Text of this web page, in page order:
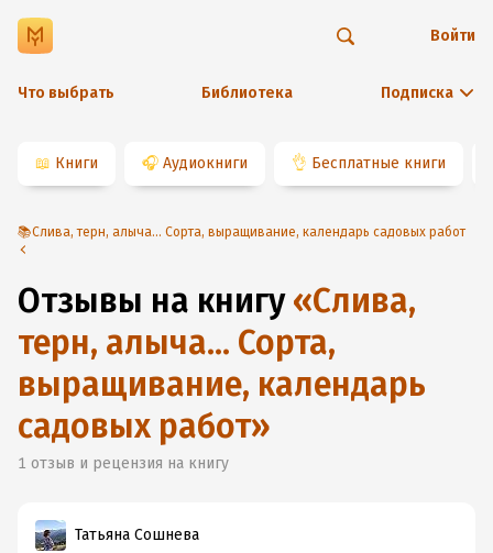
Что выбрать Библиотека Подписка
Войти
📖 Книги 🎧 Аудиокниги 👌 Бесплатные книги
📚Слива, терн, алыча... Сорта, выращивание, календарь садовых работ
Отзывы на книгу «Слива,
терн, алыча... Сорта,
выращивание, календарь
садовых работ»
1 отзыв и рецензия на книгу
Татьяна Сошнева